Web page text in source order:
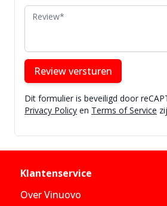
Review
Review versturen
Dit formulier is beveiligd door
Privacy Policy en Terms of Service
Klantenservice
Over Vinuovo